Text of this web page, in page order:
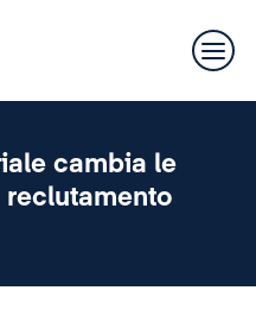
cambia le